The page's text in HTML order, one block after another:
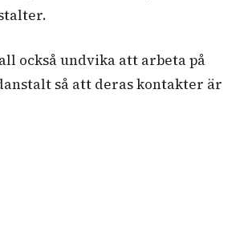
också undvika att arbeta på
så att deras kontakter är